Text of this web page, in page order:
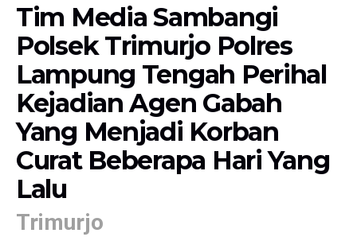
Tim Media Sambangi
Polsek Trimurjo Polres
Lampung Tengah Perihal
Kejadian Agen Gabah
Yang Menjadi Korban
Curat Beberapa Hari Yang
Lalu
Trimurjo